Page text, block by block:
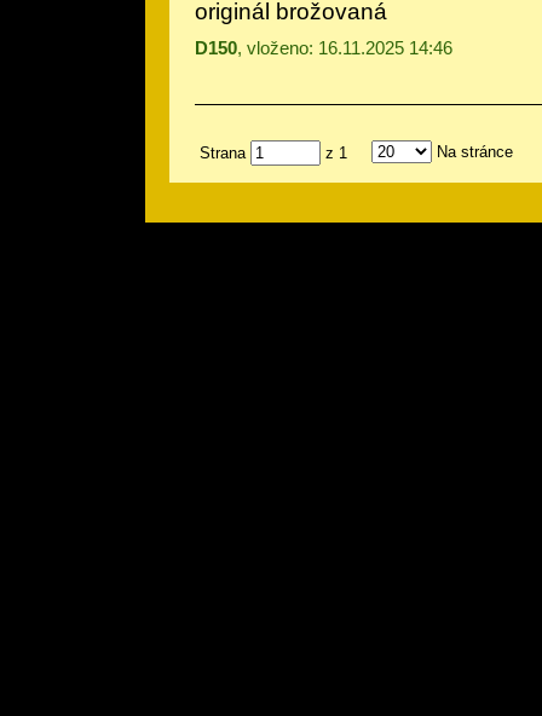
originál brožovaná
D150, vloženo: 16.11.2025 14:46
Strana z 1 Na stránce